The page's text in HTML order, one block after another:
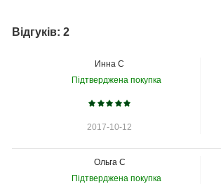
Відгуків: 2
Инна С
Підтверджена покупка
2017-10-12
Ольга С
Підтверджена покупка